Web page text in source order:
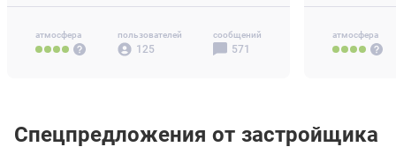
атмосфера пользователей
125
сообщений
571
Своб. план.
атмосфера
Спецпредложения от застройщика